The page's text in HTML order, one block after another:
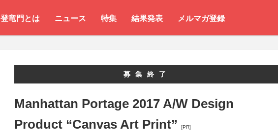
登竜門とは ニュース 特集 結果発表 メルマガ登録
募集終了
Manhattan Portage 2017 A/W Design
Product “Canvas Art Print”
[PR]